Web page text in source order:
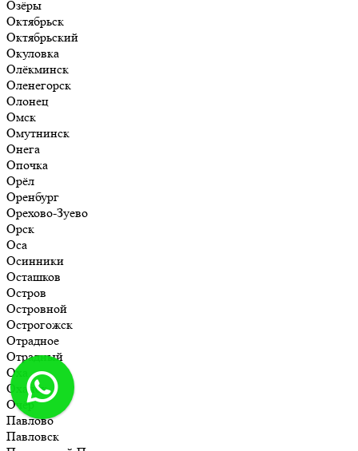
Озёры
Октябрьск
Октябрьский
Окуловка
Олёкминск
Оленегорск
Олонец
Омск
Омутнинск
Онега
Опочка
Орёл
Оренбург
Орехово-Зуево
Орск
Оса
Осинники
Осташков
Остров
Островной
Острогожск
Отрадное
Отрадный
Оха
Оханск
Очёр
Павлово
Павловск